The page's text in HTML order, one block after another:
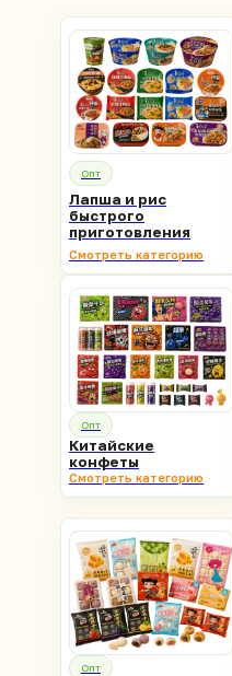
Опт
Лапша и рис
быстрого
приготовления
Смотреть категорию
Опт
Китайские
конфеты
Смотреть категорию
Опт